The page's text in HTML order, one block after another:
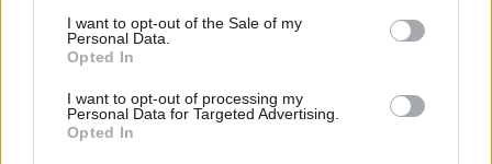
I want to opt-out of the Sale of my
Personal Data.
Opted In
I want to opt-out of processing my
Personal Data for Targeted Advertising.
Opted In
érettségi 2023
közösségi szolgálat
érettségi 2023 május